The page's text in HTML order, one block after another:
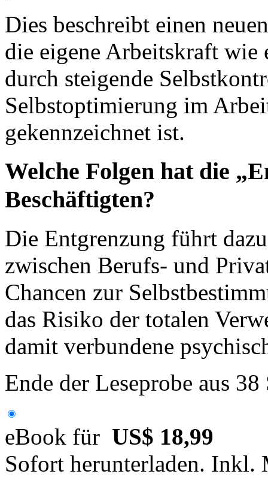
Dies beschreibt einen
die eigene Arbeitskraft wie
durch steigende
Selbstoptimierung im
gekennzeichnet ist.
Welche Folgen hat die
Beschäftigten?
Die Entgrenzung führt
zwischen Berufs- und
Chancen zur
das Risiko der totalen
damit verbundene
Ende der Leseprobe aus
eBook für US$ 18,99
Sofort herunterladen. Inkl.